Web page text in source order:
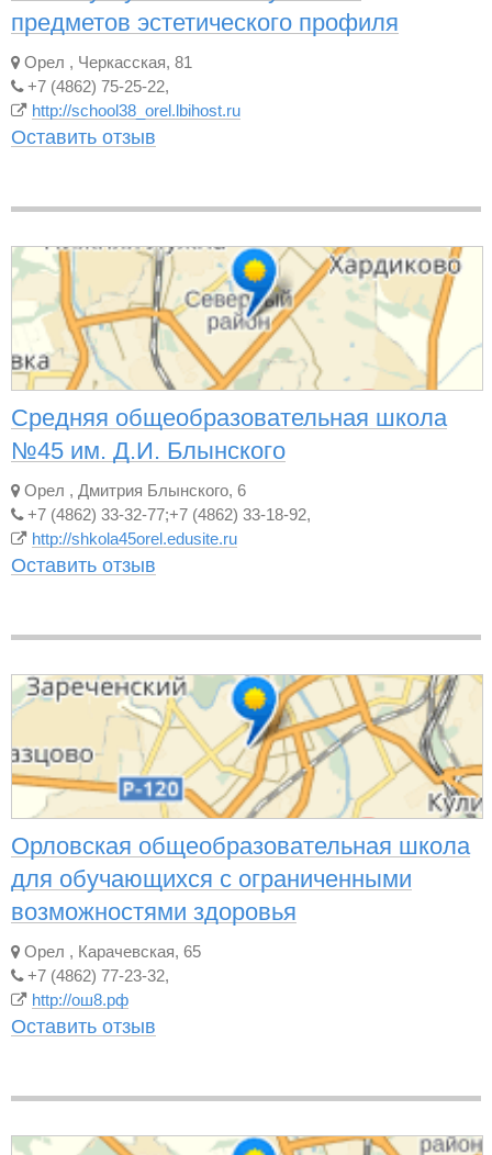
предметов эстетического профиля
Орел , Черкасская, 81
+7 (4862) 75-25-22,
http://school38_orel.lbihost.ru
Оставить отзыв
Средняя общеобразовательная школа
№45 им. Д.И. Блынского
Орел , Дмитрия Блынского, 6
+7 (4862) 33-32-77;+7 (4862) 33-18-92,
http://shkola45orel.edusite.ru
Оставить отзыв
Орловская общеобразовательная школа
для обучающихся с ограниченными
возможностями здоровья
Орел , Карачевская, 65
+7 (4862) 77-23-32,
http://ош8.рф
Оставить отзыв